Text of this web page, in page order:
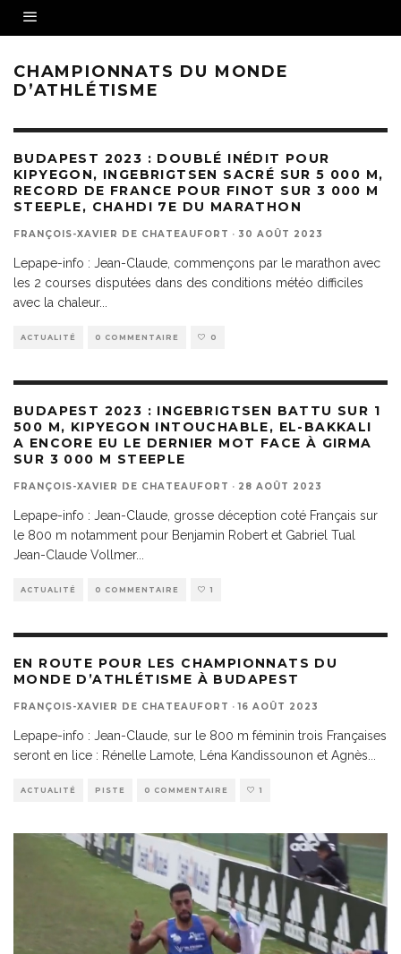
CHAMPIONNATS DU MONDE
D’ATHLÉTISME
BUDAPEST 2023 : DOUBLÉ INÉDIT POUR
KIPYEGON, INGEBRIGTSEN SACRÉ SUR 5 000 M,
RECORD DE FRANCE POUR FINOT SUR 3 000 M
STEEPLE, CHAHDI 7E DU MARATHON
FRANÇOIS-XAVIER DE CHATEAUFORT · 30 AOÛT 2023
Lepape-info : Jean-Claude, commençons par le marathon avec
les 2 courses disputées dans des conditions météo difficiles
avec la chaleur...
ACTUALITÉ 0 COMMENTAIRE 0
BUDAPEST 2023 : INGEBRIGTSEN BATTU SUR 1
500 M, KIPYEGON INTOUCHABLE, EL-BAKKALI
A ENCORE EU LE DERNIER MOT FACE À GIRMA
SUR 3 000 M STEEPLE
FRANÇOIS-XAVIER DE CHATEAUFORT · 28 AOÛT 2023
Lepape-info : Jean-Claude, grosse déception coté Français sur
le 800 m notamment pour Benjamin Robert et Gabriel Tual
Jean-Claude Vollmer...
ACTUALITÉ 0 COMMENTAIRE 1
EN ROUTE POUR LES CHAMPIONNATS DU
MONDE D’ATHLÉTISME À BUDAPEST
FRANÇOIS-XAVIER DE CHATEAUFORT · 16 AOÛT 2023
Lepape-info : Jean-Claude, sur le 800 m féminin trois Françaises
seront en lice : Rénelle Lamote, Léna Kandissounon et Agnès
ACTUALITÉ PISTE 0 COMMENTAIRE 1